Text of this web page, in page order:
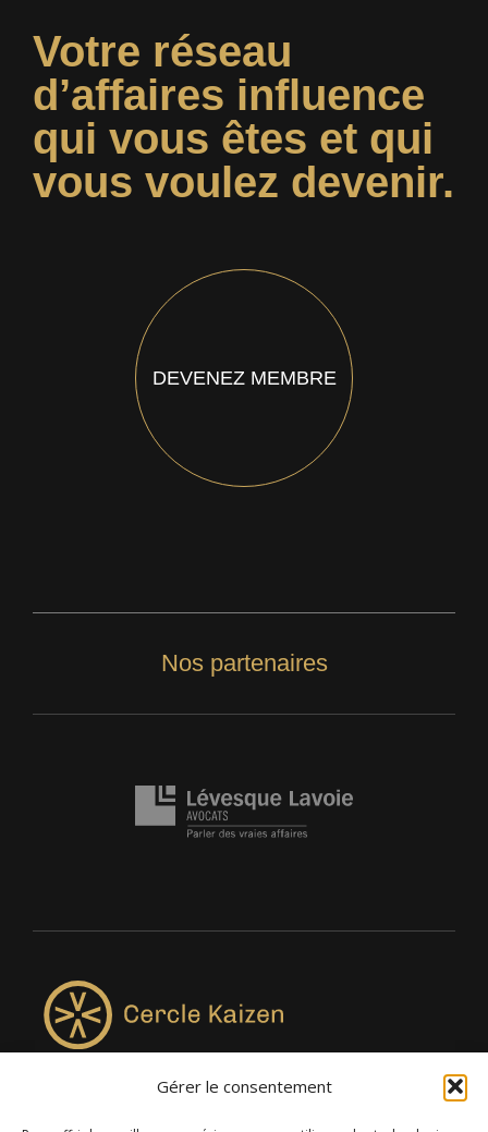
Gérer le consentement
Votre réseau
d’affaires influence
qui vous êtes et qui
vous voulez devenir.
DEVENEZ MEMBRE
Nos partenaires
4957, rue Lionel-Groulx, bureau 819, Saint-Augustin-de-
Desmaures QC G3A 0M7